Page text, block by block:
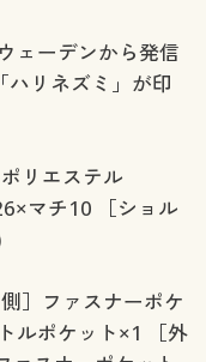
ェーデンから発信
ハリネズミ」が印
リエステル
マチ10 ［ショル
］ファスナーポケ
ルポケット×1 ［外